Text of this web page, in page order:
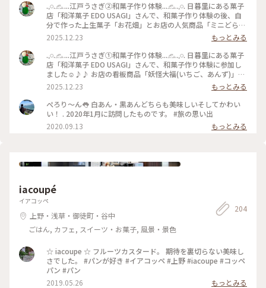
.𓈒𓏸.𓃺...江戸うさぎ②和菓子作り体験...𓃺.𓈒𓏸. 日暮里にある菓子
店「和洋菓子 EDO USAGI」さんで、和菓子作り体験の後、自
分で作った上生菓子「お花畑」とお店の人気商品「ミニどら焼
き(狭山茶)」を香ばしいほうじ茶と共に頂きました(^^) とって
も美味しかったです♡ 和菓子作り体験もとても楽しく、良い
時間を過ごせました♪♪ #日暮里#谷中#和菓子#体験#江戸うさ
ぎ#フルーツ大福
2025.12.23
もっとみる
.𓈒𓏸.𓃺...江戸うさぎ①和菓子作り体験...𓃺.𓈒𓏸. 日暮里にある菓子
店「和洋菓子 EDO USAGI」さんで、和菓子作り体験に参加し
ました☺︎♪♪ お店の看板商品「妖怪大福(いちご、あんず)」と
「お花畑(上生菓子)」をスタッフさんに優しく教えてもらいな
がら作ります…フルーツ大福って難しいですね…まぁ、ぶさか
わ♡ってことで、いいか(笑) レシピの上にいるのは、お店の前
のガチャガチャでゲットしたミニ妖怪大福(いちご)と、お店の
サンプル(あんず)です、どっちもリアルで可愛いかったです
(^^) 自分で作った大福2種はお持ち帰り用に包んでくれまし
2025.12.23
もっとみる
ぺろり〜ん👅 白あん・黒あんどちらも美味しいそしてかわい
い！ . 2020年1月に訪問したものです。 #旅の思い出
2020.09.13
もっとみる
iacoupé
イアコッペ
上野・浅草・御徒町・谷中
ごはん, カフェ, スイーツ・お菓子, 風景・景色
204
☆ iacoupe ☆ フルーツカスタード。 期待を裏切らない美味し
さでした。 #パンが好き #イアコッペ #上野 #iacoupe #コッペ
パン #パン
2019.05.26
もっとみる